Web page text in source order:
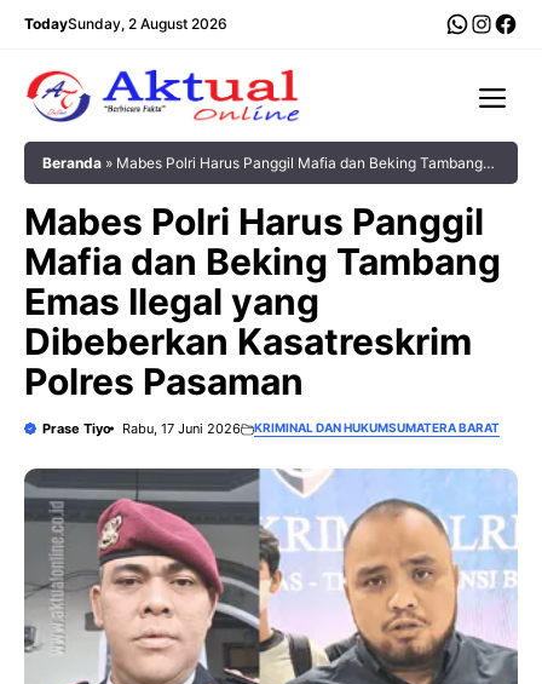
Langsung
TodaySunday, 2 August 2026
Beranda » ‎Mabes Polri Harus Panggil Mafia dan Beking Tambang
‎Mabes Polri Harus Panggil
Mafia dan Beking Tambang
Emas Ilegal yang
Dibeberkan Kasatreskrim
Polres Pasaman
Prase Tiyo Rabu, 17 Juni 2026 KRIMINAL DAN HUKUMSUMATERA BARAT